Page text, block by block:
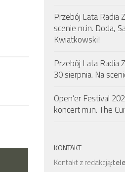
Przebój Lata Radia
scenie m.in. Doda,
Kwiatkowski!
Przebój Lata Radia
30 sierpnia. Na
Open’er Festival
koncert m.in. The
KONTAKT
Kontakt z redakcją: